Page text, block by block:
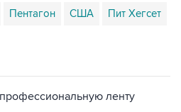
Пентагон США Пит Хегсет
ленту